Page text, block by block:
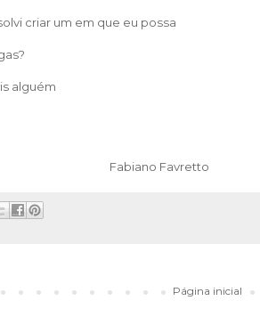
criar um em que eu possa
alguém
Página inicial